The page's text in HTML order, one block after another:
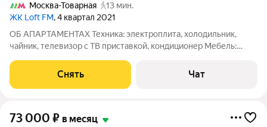
Москва-Товарная
13 мин.
ЖК Loft FM, 4 квартал 2021
ОБ АПАРТАМЕНТАХ Техника: электроплита, холодильник,
чайник, телевизор с ТВ приставкой, кондиционер Мебель:
комод, настенная вешалка Предоставлена сушилка для белья
Выполнен косметический
Снять Чат
73 000 ₽ в месяц